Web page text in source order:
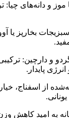
موز و دانه‌های چیا:
بخارپز یا
و دارچین:
پایدار.
از اسفناج،
به امید کاهش